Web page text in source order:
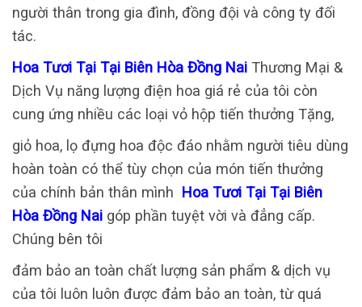
người thân trong gia đình, đồng đội và công ty đối
tác.
Hoa Tươi Tại Tại Biên Hòa Đồng Nai Thương Mại &
Dịch Vụ năng lượng điện hoa giá rẻ của tôi còn
cung ứng nhiều các loại vỏ hộp tiến thưởng Tặng,
giỏ hoa, lọ đựng hoa độc đáo nhằm người tiêu dùng
hoàn toàn có thể tùy chọn của món tiến thưởng
của chính bản thân mình Hoa Tươi Tại Tại Biên
Hòa Đồng Nai góp phần tuyệt vời và đẳng cấp.
Chúng bên tôi
đảm bảo an toàn chất lượng sản phẩm & dịch vụ
của tôi luôn luôn được đảm bảo an toàn, từ quá